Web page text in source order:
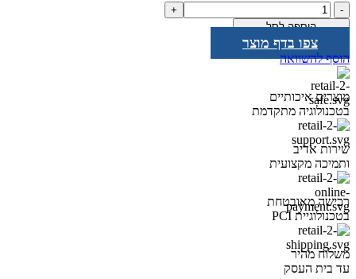
כמות
של
מפסק
יצוק
קומפקטי
NSXm
B
25kA
100A
הגנה
טרמית
0.7–
1
הוספה לסל
צפו בדף מוצר
הוסף להשוואה
מוצרים איכותיים
בטכנולוגיה מתקדמת
שירות אדיב
ותמיכה מקצועית
רכישה מאובטחת
בטכנולוגיית PCI
משלוח מהיר
עד בית העסק